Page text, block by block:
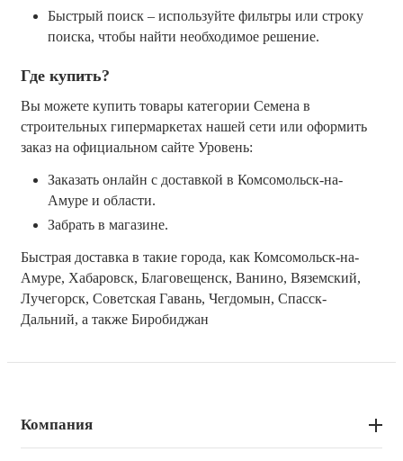
Быстрый поиск – используйте фильтры или строку
поиска, чтобы найти необходимое решение.
Где купить?
Вы можете купить товары категории Семена в
строительных гипермаркетах нашей сети или оформить
заказ на официальном сайте Уровень:
Заказать онлайн с доставкой в Комсомольск-на-
Амуре и области.
Забрать в магазине.
Быстрая доставка в такие города, как Комсомольск-на-
Амуре, Хабаровск, Благовещенск, Ванино, Вяземский,
Лучегорск, Советская Гавань, Чегдомын, Спасск-
Дальний, а также Биробиджан
Компания